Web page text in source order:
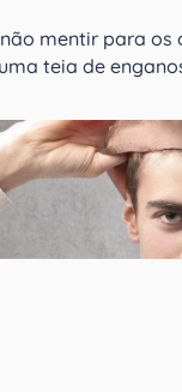
mentir para
teia de